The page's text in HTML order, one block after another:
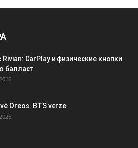
Rivian: CarPlay и физические кнопки
балласт
Oreos. BTS verze